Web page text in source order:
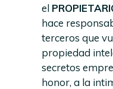
el
hace
terceros que
propiedad
secretos
honor, a la